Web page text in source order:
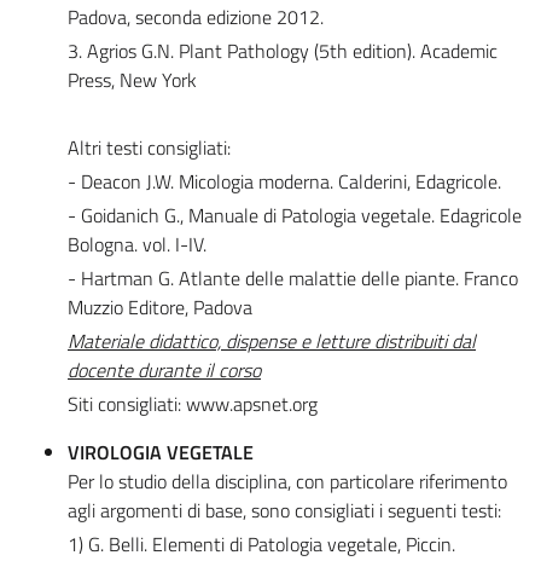
Padova, seconda edizione 2012.
3. Agrios G.N. Plant Pathology (5th edition). Academic
Press, New York
Altri testi consigliati:
- Deacon J.W. Micologia moderna. Calderini, Edagricole.
- Goidanich G., Manuale di Patologia vegetale. Edagricole
Bologna. vol. I-IV.
- Hartman G. Atlante delle malattie delle piante. Franco
Muzzio Editore, Padova
Materiale didattico, dispense e letture distribuiti dal
docente durante il corso
Siti consigliati: www.apsnet.org
VIROLOGIA VEGETALE
Per lo studio della disciplina, con particolare riferimento
agli argomenti di base, sono consigliati i seguenti testi:
1) G. Belli. Elementi di Patologia vegetale, Piccin.